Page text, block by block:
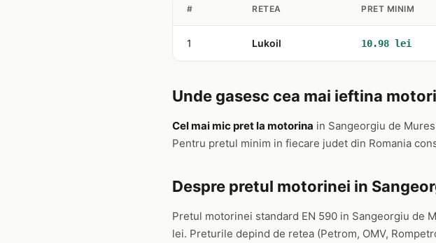
# RETEA PRET MINIM
1 Lukoil 10.98 lei
Unde gasesc cea mai ieftina
Cel mai mic pret la motorina in Sangeorgiu de
Pentru pretul minim in fiecare judet din Romania
Despre pretul motorinei in
Pretul motorinei standard EN 590 in Sangeorgiu de
lei. Preturile depind de retea (Petrom, OMV,